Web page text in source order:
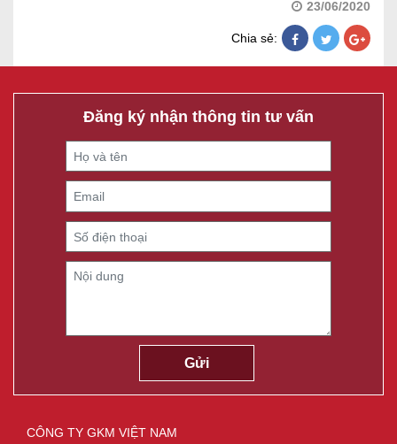
23/06/2020
Chia sẻ:
Đăng ký nhận thông tin tư vấn
CÔNG TY GKM VIỆT NAM